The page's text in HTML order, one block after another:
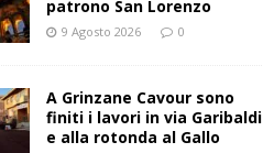
patrono San Lorenzo
9 Agosto 2026 0
A Grinzane Cavour sono
finiti i lavori in via Garibaldi
e alla rotonda al Gallo